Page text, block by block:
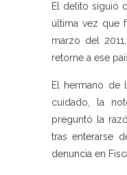
El delito siguió
última vez que
marzo del
retorne a ese
El hermano de
cuidado, la
preguntó la
tras enterarse
denuncia en